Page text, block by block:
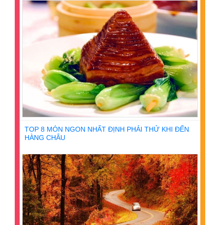
TOP 8 MÓN NGON NHẤT ĐỊNH PHẢI THỬ KHI ĐẾN
HÀNG CHÂU